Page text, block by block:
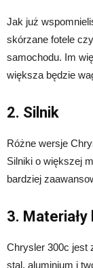
Jak już
skórzane fotele
samochodu. Im
większa będzie
2. Silnik
Różne wersje
Silniki o większej
bardziej
3.
Chrysler 300c jest
stal, aluminium i